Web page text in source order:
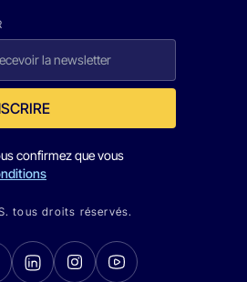
confirmez que vous
tous droits réservés.